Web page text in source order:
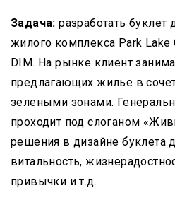
Задача: разработать буклет
жилого комплекса Park Lake
DIM. На рынке клиент
предлагающих жилье в
зелеными зонами.
проходит под слоганом
решения в дизайне буклета
витальность,
привычки и т.д.